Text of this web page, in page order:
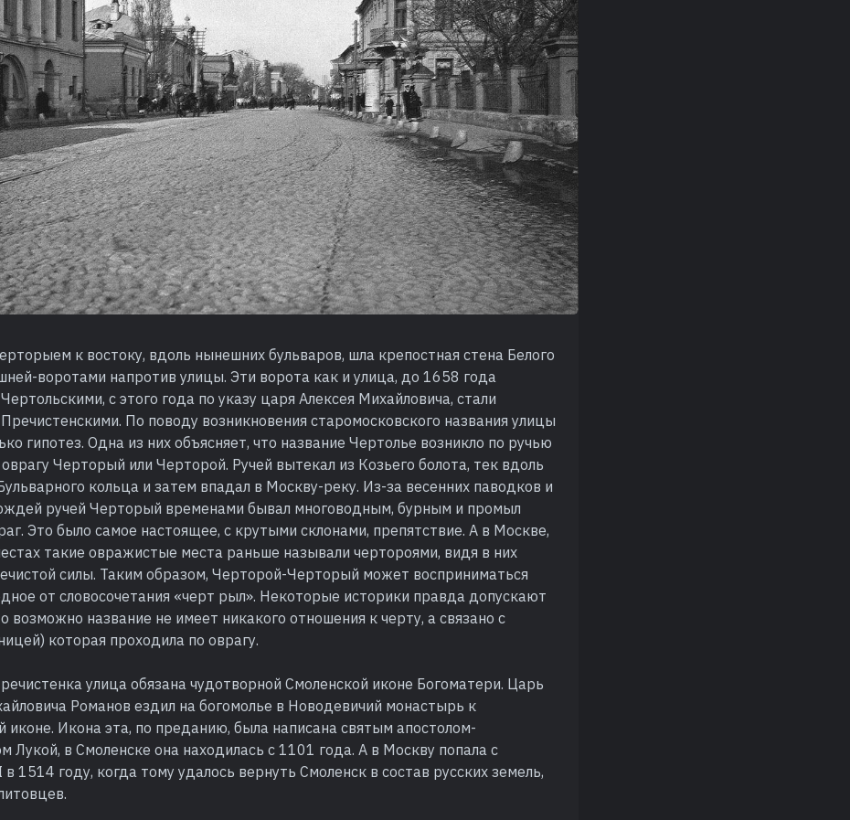
к востоку, вдоль нынешних бульваров, шла крепостная стена Белого
воротами напротив улицы. Эти ворота как и улица, до 1658 года
с этого года по указу царя Алексея Михайловича, стали
По поводу возникновения старомосковского названия улицы
гипотез. Одна из них объясняет, что название Чертолье возникло по ручью
оврагу Черторый или Черторой. Ручей вытекал из Козьего болота, тек вдоль
кольца и затем впадал в Москву-реку. Из-за весенних паводков и
ручей Черторый временами бывал многоводным, бурным и промыл
Это было самое настоящее, с крутыми склонами, препятствие. А в Москве,
такие овражистые места раньше называли чертороями, видя в них
силы. Таким образом, Черторой-Черторый может восприниматься
от словосочетания «черт рыл». Некоторые историки правда допускают
возможно название не имеет никакого отношения к черту, а связано с
которая проходила по оврагу.
улица обязана чудотворной Смоленской иконе Богоматери. Царь
Романов ездил на богомолье в Новодевичий монастырь к
иконе. Икона эта, по преданию, была написана святым апостолом-
Лукой, в Смоленске она находилась с 1101 года. А в Москву попала с
1514 году, когда тому удалось вернуть Смоленск в состав русских земель,